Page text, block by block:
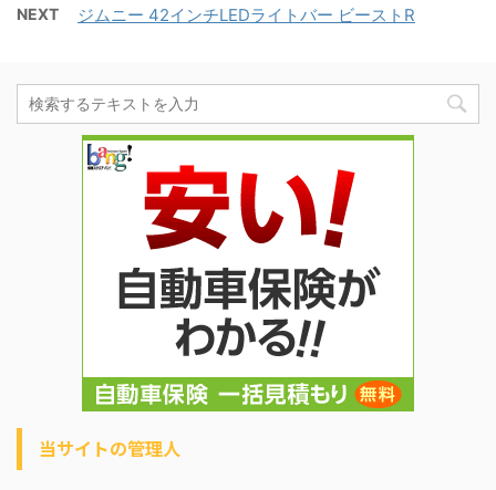
NEXT ジムニー 42インチLEDライトバー ビーストR
当サイトの管理人